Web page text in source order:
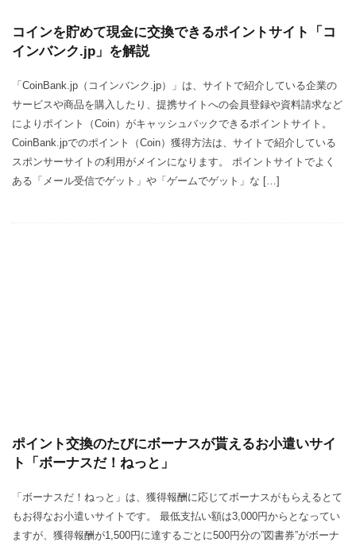
コインを貯めて現金に交換できるポイントサイト「コ
インバンク.jp」を解説
「CoinBank.jp（コインバンク.jp）」は、サイトで紹介している企業の
サービスや商品を購入したり、提携サイトへの会員登録や資料請求など
によりポイント（Coin）がキャッシュバックできるポイントサイト。
CoinBank.jpでのポイント（Coin）獲得方法は、サイトで紹介している
スポンサーサイトの利用がメインになります。 ポイントサイトでよく
ある「メール受信でゲット」や「ゲームでゲット」な […]
ポイント交換のたびにボーナスが貰えるお小遣いサイ
ト「ボーナスだ！ねっと」
「ボーナスだ！ねっと」は、獲得報酬に応じてボーナスがもらえるとて
もお得なお小遣いサイトです。 最低支払い額は3,000円からとなってい
ますが、獲得報酬が1,500円に達するごとに500円分の”図書券”がボーナ